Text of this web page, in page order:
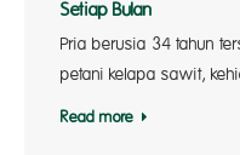
Setiap Bulan
Pria berusia 34 tahun
petani kelapa sawit,
Read more